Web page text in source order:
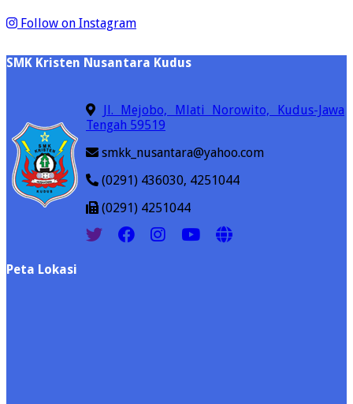
Follow on Instagram
SMK Kristen Nusantara Kudus
Jl. Mejobo, Mlati Norowito, Kudus-Jawa
Tengah 59519
smkk_nusantara@yahoo.com
(0291) 436030, 4251044
(0291) 4251044
Peta Lokasi